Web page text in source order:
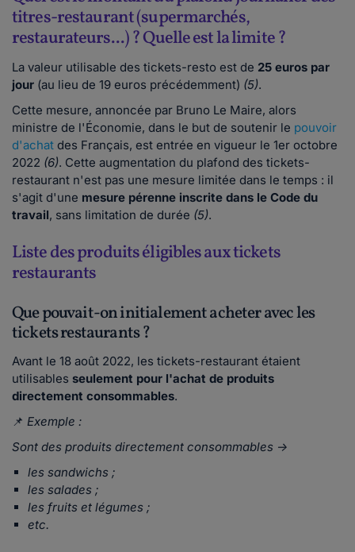
titres-restaurant (supermarchés,
restaurateurs...) ? Quelle est la limite ?
La valeur utilisable des tickets-resto est de 25 euros par
jour (au lieu de 19 euros précédemment) (5).
Cette mesure, annoncée par Bruno Le Maire, alors
ministre de l'Économie, dans le but de soutenir le pouvoir
d'achat des Français, est entrée en vigueur le 1er octobre
2022 (6). Cette augmentation du plafond des tickets-
restaurant n'est pas une mesure limitée dans le temps : il
s'agit d'une mesure pérenne inscrite dans le Code du
travail, sans limitation de durée (5).
Liste des produits éligibles aux tickets
restaurants
Que pouvait-on initialement acheter avec les
tickets restaurants ?
Avant le 18 août 2022, les tickets-restaurant étaient
utilisables seulement pour l'achat de produits
directement consommables.
📌 Exemple :
Sont des produits directement consommables ->
les sandwichs ;
les salades ;
les fruits et légumes ;
etc.